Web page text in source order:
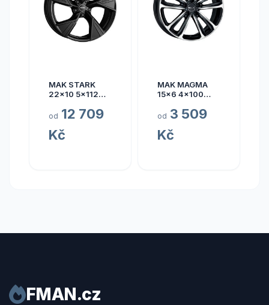
MAK STARK
22x10 5x112
od 12 709
Kč
MAK MAGMA
15x6 4x100
od 3 509
Kč
FMAN.cz